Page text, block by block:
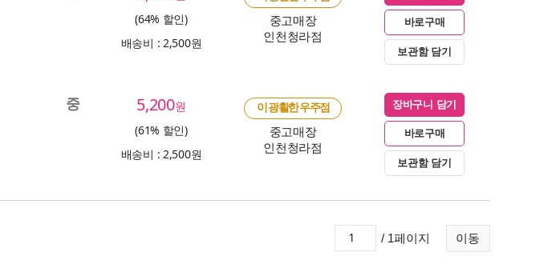
(64% 할인)
배송비 : 2,500원
중고매장
인천청라점
바로구매
보관함 담기
중 5,200원
(61% 할인)
배송비 : 2,500원
이 광활한 우주점
중고매장
인천청라점
장바구니 담기
바로구매
보관함 담기
이동
/ 1페이지